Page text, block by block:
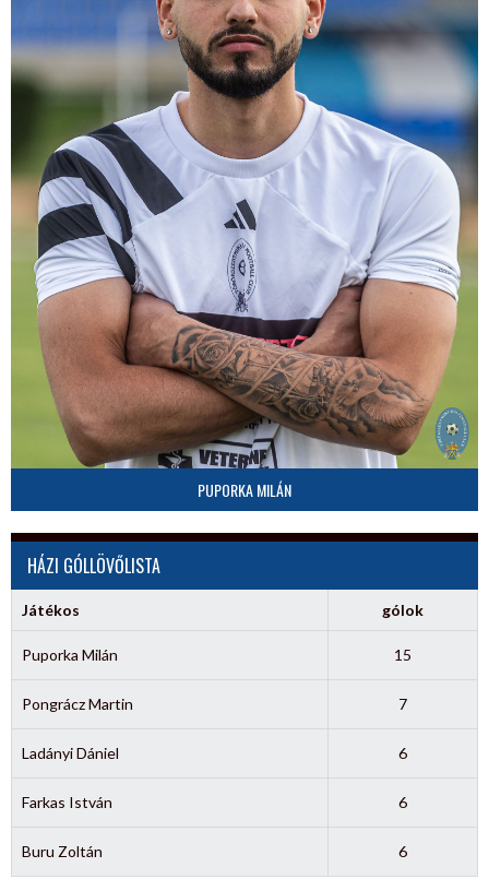
PUPORKA MILÁN
HÁZI GÓLLÖVŐLISTA
Játékos gólok
Puporka Milán 15
Pongrácz Martin 7
Ladányi Dániel 6
Farkas István 6
Buru Zoltán 6